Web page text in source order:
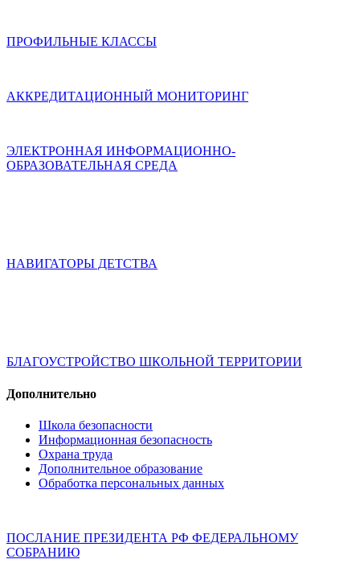
ПРОФИЛЬНЫЕ КЛАССЫ
АККРЕДИТАЦИОННЫЙ МОНИТОРИНГ
ЭЛЕКТРОННАЯ ИНФОРМАЦИОННО-
ОБРАЗОВАТЕЛЬНАЯ СРЕДА
НАВИГАТОРЫ ДЕТСТВА
БЛАГОУСТРОЙСТВО ШКОЛЬНОЙ ТЕРРИТОРИИ
Дополнительно
Школа безопасности
Информационная безопасность
Охрана труда
Дополнительное образование
Обработка персональных данных
ПОСЛАНИЕ ПРЕЗИДЕНТА РФ ФЕДЕРАЛЬНОМУ
СОБРАНИЮ